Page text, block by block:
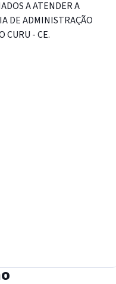
A ATENDER A
DE ADMINISTRAÇÃO
CURU - CE.